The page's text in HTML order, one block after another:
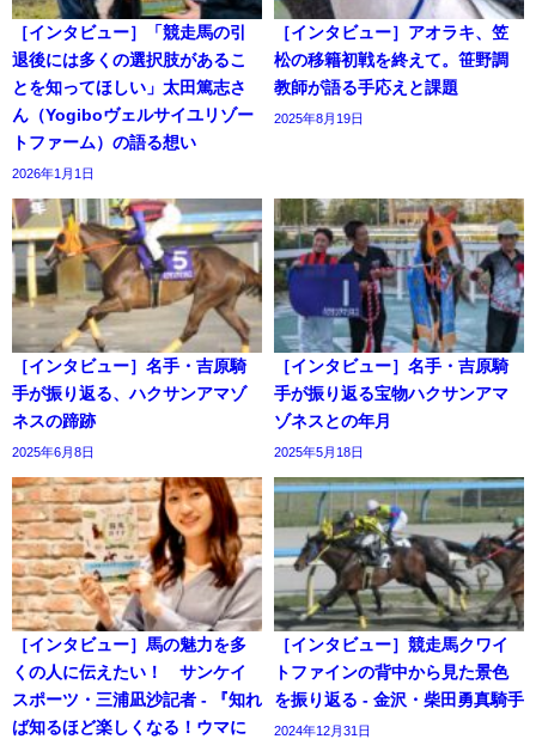
［インタビュー］「競走馬の引
退後には多くの選択肢があるこ
とを知ってほしい」太田篤志さ
ん（Yogiboヴェルサイユリゾー
トファーム）の語る想い
2026年1月1日
［インタビュー］アオラキ、笠
松の移籍初戦を終えて。笹野調
教師が語る手応えと課題
2025年8月19日
［インタビュー］名手・吉原騎
手が振り返る、ハクサンアマゾ
ネスの蹄跡
2025年6月8日
［インタビュー］名手・吉原騎
手が振り返る宝物ハクサンアマ
ゾネスとの年月
2025年5月18日
［インタビュー］馬の魅力を多
くの人に伝えたい！ サンケイ
スポーツ・三浦凪沙記者 - 『知れ
ば知るほど楽しくなる！ウマに
［インタビュー］競走馬クワイ
トファインの背中から見た景色
を振り返る - 金沢・柴田勇真騎手
2024年12月31日